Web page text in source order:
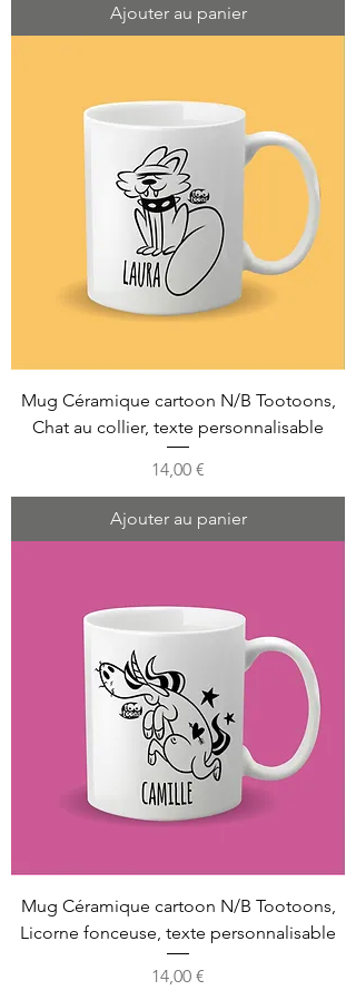
Ajouter au panier
Mug Céramique cartoon N/B Tootoons,
Chat au collier, texte personnalisable
Prix
14,00 €
Ajouter au panier
Mug Céramique cartoon N/B Tootoons,
Licorne fonceuse, texte personnalisable
Prix
14,00 €